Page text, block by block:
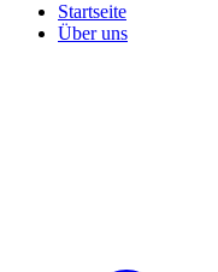
Startseite
Über uns